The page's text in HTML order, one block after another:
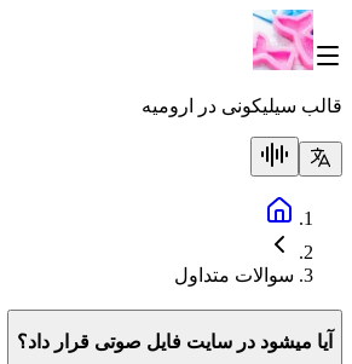
قالب سیلیکونی در ارومیه
سوالات متداول
آیا میشود در سایت فایل صوتی قرار داد؟